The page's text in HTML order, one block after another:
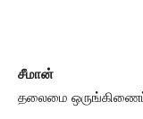
சீமான்
தலைமை